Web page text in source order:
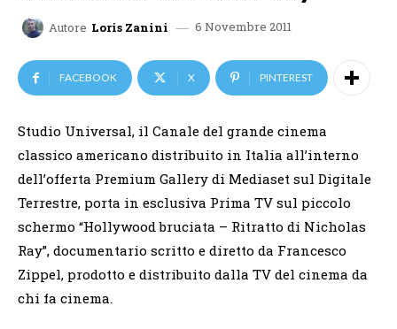
Autore Loris Zanini 6 Novembre 2011
FACEBOOK X PINTEREST
Studio Universal, il Canale del grande cinema
classico americano distribuito in Italia all’interno
dell’offerta Premium Gallery di Mediaset sul Digitale
Terrestre, porta in esclusiva Prima TV sul piccolo
schermo “Hollywood bruciata – Ritratto di Nicholas
Ray”, documentario scritto e diretto da Francesco
Zippel, prodotto e distribuito dalla TV del cinema da
chi fa cinema.